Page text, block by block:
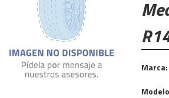
Marca: